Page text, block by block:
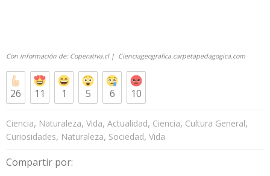
Con información de: Coperativa.cl| Cienciageografica.carpetapedagogica.com
26 11 1 5 6 10
Ciencia, Naturaleza, Vida, Actualidad, Ciencia, Cultura General,
Curiosidades, Naturaleza, Sociedad, Vida
Compartir por: